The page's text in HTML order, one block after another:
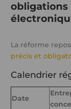
obligations
La réforme
précis et
Calendrier
Date